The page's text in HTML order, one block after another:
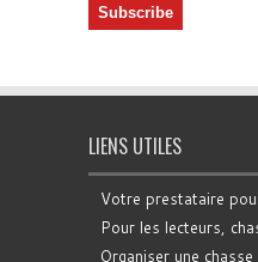
LIENS UTILES
Votre prestataire
Pour les lecteurs,
Organiser une